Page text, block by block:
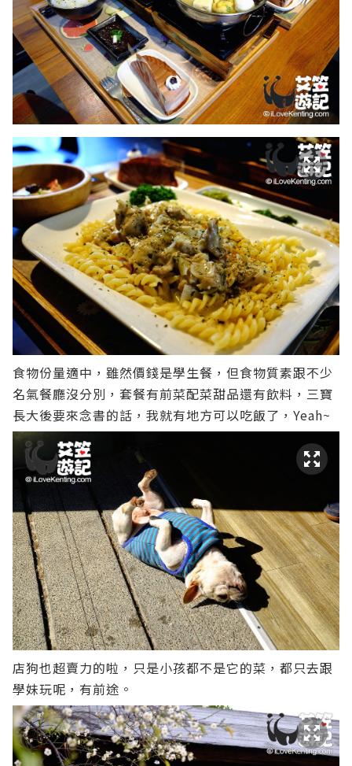
食物份量適中，雖然價錢是學生餐，但食物質素跟不少
名氣餐廳沒分別，套餐有前菜配菜甜品還有飲料，三寶
長大後要來念書的話，我就有地方可以吃飯了，Yeah~
店狗也超賣力的啦，只是小孩都不是它的菜，都只去跟
學妹玩呢，有前途。